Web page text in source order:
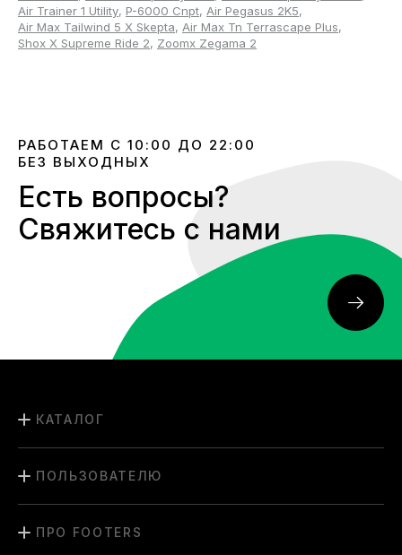
Air Trainer 1 Utility, P-6000 Cnpt, Air Pegasus 2K5,
Air Max Tailwind 5 X Skepta, Air Max Tn Terrascape Plus,
Shox X Supreme Ride 2, Zoomx Zegama 2
РАБОТАЕМ С 10:00 ДО 22:00
БЕЗ ВЫХОДНЫХ
Есть вопросы?
Свяжитесь с нами
КАТАЛОГ
ПОЛЬЗОВАТЕЛЮ
ПРО FOOTERS